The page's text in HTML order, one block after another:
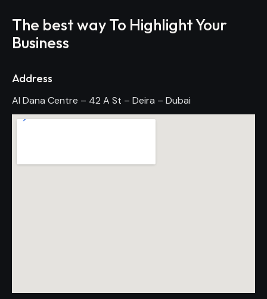
The best way To Highlight Your
Business
Address
Al Dana Centre – 42 A St – Deira – Dubai